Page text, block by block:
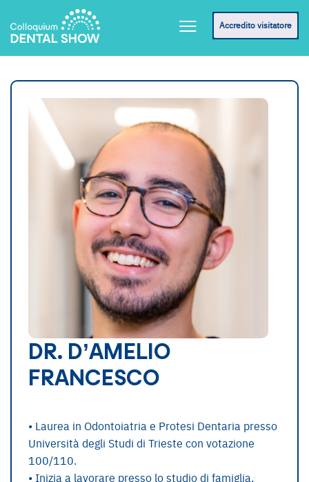
Accredito visitatore
DR. D’AMELIO
FRANCESCO
• Laurea in Odontoiatria e Protesi Dentaria presso
Università degli Studi di Trieste con votazione
100/110.
• Inizia a lavorare presso lo studio di famiglia,